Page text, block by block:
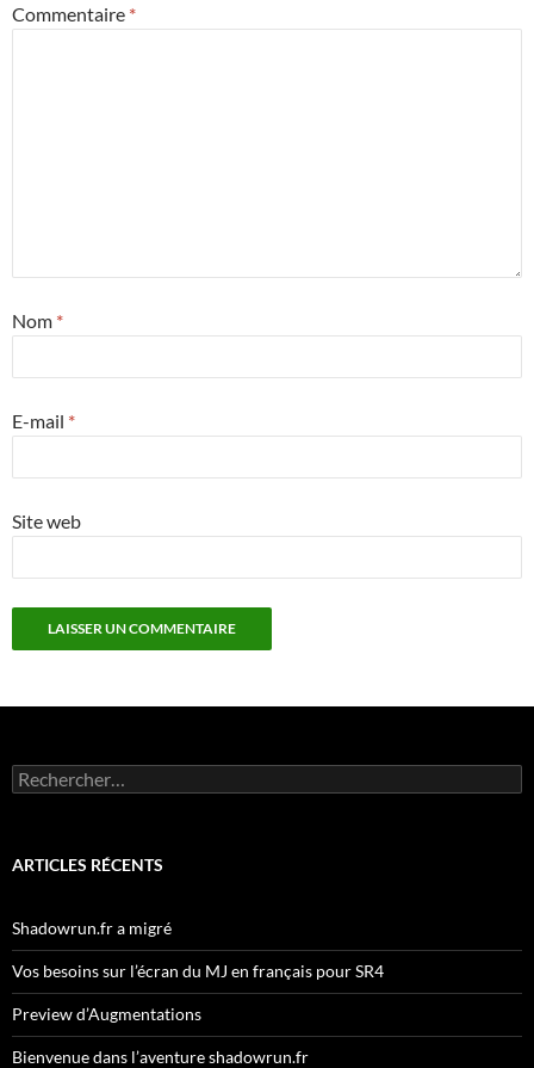
Commentaire *
Nom *
E-mail *
Site web
Rechercher :
ARTICLES RÉCENTS
Shadowrun.fr a migré
Vos besoins sur l’écran du MJ en français pour SR4
Preview d’Augmentations
Bienvenue dans l’aventure shadowrun.fr